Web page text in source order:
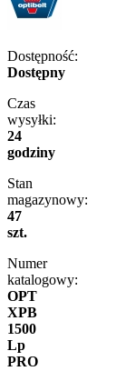
Dostępność:
Dostępny
Czas
wysyłki:
24
godziny
Stan
magazynowy:
47
szt.
Numer
katalogowy:
OPT
XPB
1500
Lp
PRO